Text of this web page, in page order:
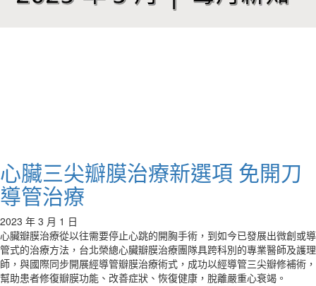
心臟三尖瓣膜治療新選項 免開刀
導管治療
2023 年 3 月 1 日
心臟瓣膜治療從以往需要停止心跳的開胸手術，到如今已發展出微創或導
管式的治療方法，台北榮總心臟瓣膜治療團隊具跨科別的專業醫師及護理
師，與國際同步開展經導管瓣膜治療術式，成功以經導管三尖瓣修補術，
幫助患者修復瓣膜功能、改善症狀、恢復健康，脫離嚴重心衰竭。